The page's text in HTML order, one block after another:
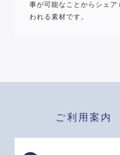
事が可能なことからシェア
われる素材です。
ご利用案内